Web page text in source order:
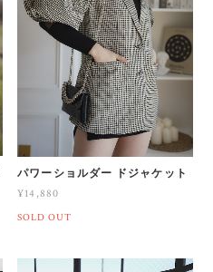
パワーショルダー ドジャケット
¥14,880
SOLD OUT